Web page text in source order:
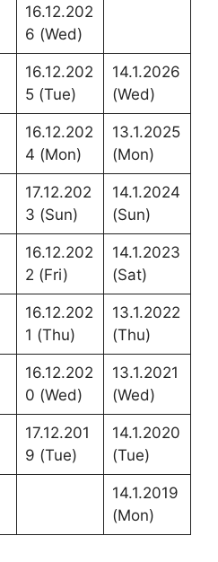
16.12.202
6 (Wed)
16.12.202
5 (Tue)
14.1.2026
(Wed)
16.12.202
4 (Mon)
13.1.2025
(Mon)
17.12.202
3 (Sun)
14.1.2024
(Sun)
16.12.202
2 (Fri)
14.1.2023
(Sat)
16.12.202
1 (Thu)
13.1.2022
(Thu)
16.12.202
0 (Wed)
13.1.2021
(Wed)
17.12.201
9 (Tue)
14.1.2020
(Tue)
14.1.2019
(Mon)